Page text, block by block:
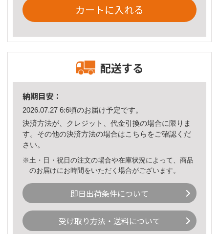
カートに入れる
配送する
納期目安：
2026.07.27 6:6頃のお届け予定です。
決済方法が、クレジット、代金引換の場合に限りま
す。その他の決済方法の場合はこちら をご確認くだ
さい。
※土・日・祝日の注文の場合や在庫状況によって、商品
のお届けにお時間をいただく場合がございます。
即日出荷条件について
受け取り方法・送料について